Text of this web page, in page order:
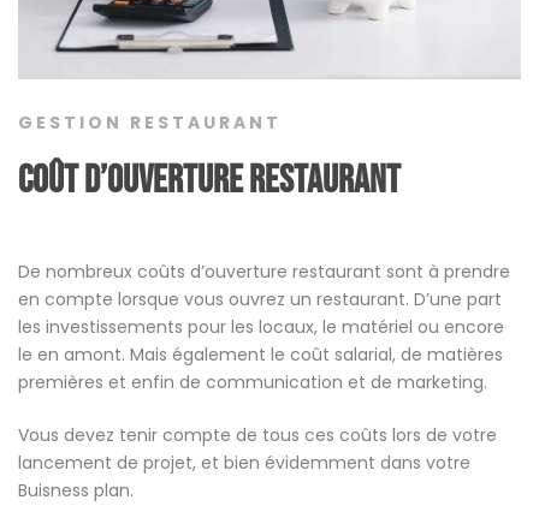
GESTION RESTAURANT
Coût d’ouverture restaurant
De nombreux coûts d’ouverture restaurant sont à prendre
en compte lorsque vous ouvrez un restaurant. D’une part
les investissements pour les locaux, le matériel ou encore
le en amont. Mais également le coût salarial, de matières
premières et enfin de communication et de marketing.
Vous devez tenir compte de tous ces coûts lors de votre
lancement de projet, et bien évidemment dans votre
Buisness plan.